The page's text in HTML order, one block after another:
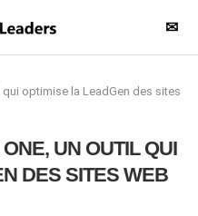
✉
qui optimise la LeadGen des sites
UN OUTIL QUI
DES SITES WEB